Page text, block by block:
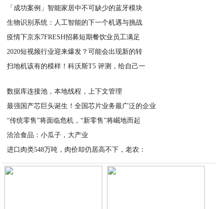
「成功案例」智能家居中不可缺少的蓝牙模块
生物识别系统：人工智能的下一个机遇与挑战
疫情下京东7FRESH招募短期餐饮业员工满足
2020短视频行业迎来爆发？可能会出现新的转
扫地机该有的模样！科沃斯T5 评测，给自己一
数据库连接池，本地线程，上下文管理
最强国产芯巨头诞生！全国芯片业务最广泛的企业
“传统零售”将面临危机，“新零售”将崛地而起
洽洽食品：小瓜子，大产业
进口肉类548万吨，肉价却仍居高不下，老农：
2020-01-02